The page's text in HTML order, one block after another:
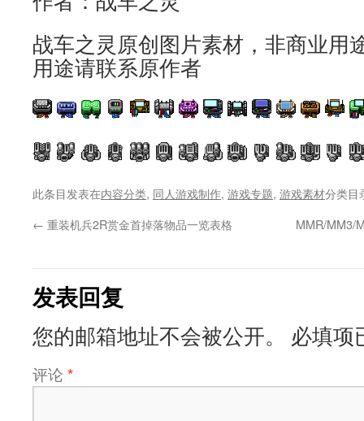
战车之灵原创图片素材，非商业用
用途请联系原作者
此条目发表在内容分类, 同人游戏制作, 游戏专题, 游戏素材分类目
← 重装机兵2R赏金首掉落物品一览表格 MMR/MM3/
发表回复
您的邮箱地址不会被公开。 必填项
评论 *